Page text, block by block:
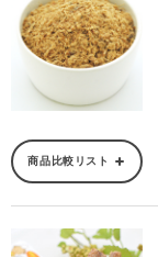
商品比較リスト